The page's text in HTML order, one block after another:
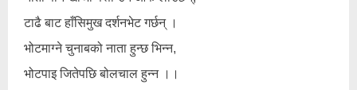
टाढै बाट हाँसिमुख दर्शनभेट गर्छन् ।
भोटमाग्ने चुनाबको नाता हुन्छ भिन्न,
भोटपाइ जितेपछि बोलचाल हुन्न ।।